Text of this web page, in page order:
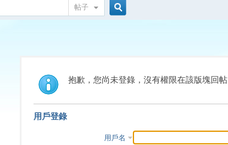
帖子
索
抱歉，您尚未登錄，沒有權限在該版塊回帖
用戶登錄
用戶名